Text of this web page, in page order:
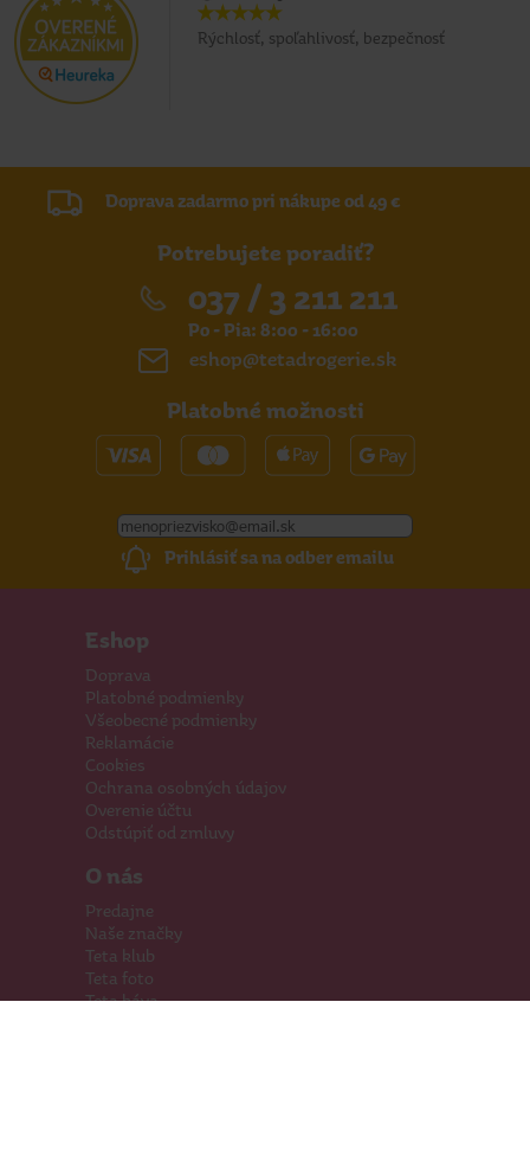
Rýchlosť, spoľahlivosť, bezpečnosť
Doprava zadarmo pri nákupe od 49 €
Potrebujete poradiť?
037 / 3 211 211
Po - Pia: 8:00 - 16:00
eshop@tetadrogerie.sk
Platobné možnosti
Prihlásiť sa na odber emailu
Eshop
Doprava
Platobné podmienky
Všeobecné podmienky
Reklamácie
Cookies
Ochrana osobných údajov
Overenie účtu
Odstúpiť od zmluvy
O nás
Predajne
Naše značky
Teta klub
Teta foto
Teta káva